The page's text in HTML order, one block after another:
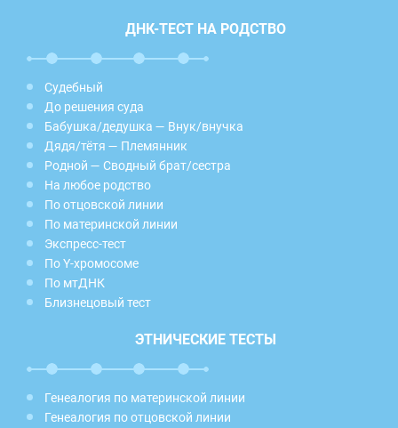
ДНК-ТЕСТ НА РОДСТВО
Судебный
До решения суда
Бабушка/дедушка — Внук/внучка
Дядя/тётя — Племянник
Родной — Сводный брат/сестра
На любое родство
По отцовской линии
По материнской линии
Экспресс-тест
По Y-хромосоме
По мтДНК
Близнецовый тест
ЭТНИЧЕСКИЕ ТЕСТЫ
Генеалогия по материнской линии
Генеалогия по отцовской линии